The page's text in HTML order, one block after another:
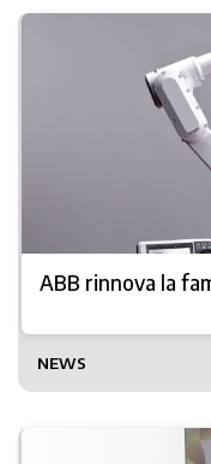
ABB rinnova la
NEWS